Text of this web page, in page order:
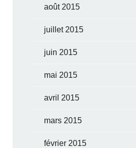
août 2015
juillet 2015
juin 2015
mai 2015
avril 2015
mars 2015
février 2015